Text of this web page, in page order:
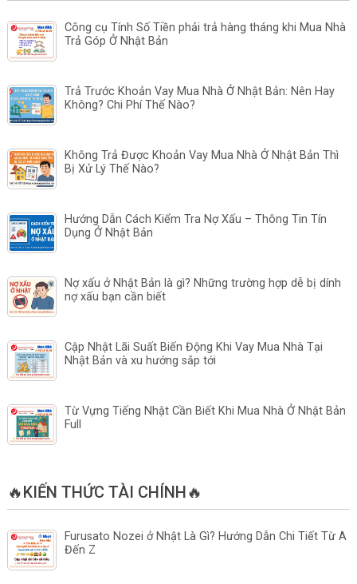
Công cụ Tính Số Tiền phải trả hàng tháng khi Mua Nhà
Trả Góp Ở Nhật Bản
Trả Trước Khoản Vay Mua Nhà Ở Nhật Bản: Nên Hay
Không? Chi Phí Thế Nào?
Không Trả Được Khoản Vay Mua Nhà Ở Nhật Bản Thì
Bị Xử Lý Thế Nào?
Hướng Dẫn Cách Kiểm Tra Nợ Xấu – Thông Tin Tín
Dụng Ở Nhật Bản
Nợ xấu ở Nhật Bản là gì? Những trường hợp dễ bị dính
nợ xấu bạn cần biết
Cập Nhật Lãi Suất Biến Động Khi Vay Mua Nhà Tại
Nhật Bản và xu hướng sắp tới
Từ Vựng Tiếng Nhật Cần Biết Khi Mua Nhà Ở Nhật Bản
Full
🔥KIẾN THỨC TÀI CHÍNH🔥
Furusato Nozei ở Nhật Là Gì? Hướng Dẫn Chi Tiết Từ A
Đến Z